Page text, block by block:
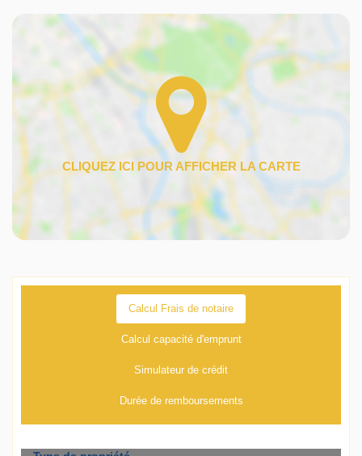
Calcul Frais de notaire
Calcul capacité d'emprunt
Simulateur de crédit
Durée de remboursements